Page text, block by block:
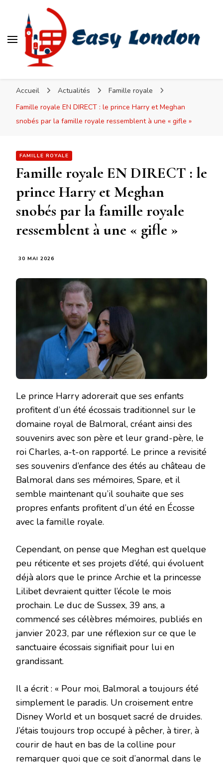
Accueil Actualités
Famille royale
Famille royale EN DIRECT : le prince Harry et Meghan
snobés par la famille royale ressemblent à une « gifle »
FAMILLE ROYALE
Famille royale EN DIRECT : le
prince Harry et Meghan
snobés par la famille royale
ressemblent à une « gifle »
30 MAI 2026
Le prince Harry adorerait que ses enfants
profitent d’un été écossais traditionnel sur le
domaine royal de Balmoral, créant ainsi des
souvenirs avec son père et leur grand-père, le
roi Charles, a-t-on rapporté. Le prince a revisité
ses souvenirs d’enfance des étés au château de
Balmoral dans ses mémoires, Spare, et il
semble maintenant qu’il souhaite que ses
propres enfants profitent d’un été en Écosse
avec la famille royale.
Cependant, on pense que Meghan est quelque
peu réticente et ses projets d’été, qui évoluent
déjà alors que le prince Archie et la princesse
Lilibet devraient quitter l’école le mois
prochain. Le duc de Sussex, 39 ans, a
commencé ses célèbres mémoires, publiés en
janvier 2023, par une réflexion sur ce que le
sanctuaire écossais signifiait pour lui en
grandissant.
Il a écrit : « Pour moi, Balmoral a toujours été
simplement le paradis. Un croisement entre
Disney World et un bosquet sacré de druides.
J’étais toujours trop occupé à pêcher, à tirer, à
courir de haut en bas de la colline pour
remarquer quoi que ce soit d’anormal dans le